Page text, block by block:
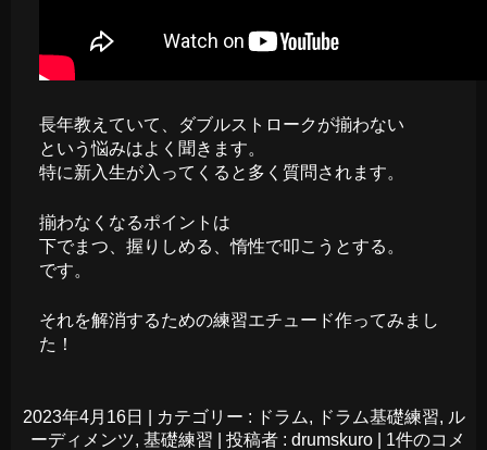
長年教えていて、ダブルストロークが揃わない
という悩みはよく聞きます。
特に新入生が入ってくると多く質問されます。
揃わなくなるポイントは
下でまつ、握りしめる、惰性で叩こうとする。
です。
それを解消するための練習エチュード作ってみまし
た！
2023年4月16日 カテゴリー : ドラム, ドラム基礎練習, ル
ーディメンツ, 基礎練習 投稿者 : drumskuro
1件のコメ